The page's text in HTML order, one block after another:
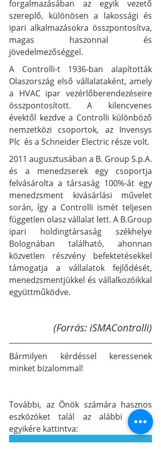
forgalmazásában az egyik vezető
szereplő, különösen a lakossági és
ipari alkalmazásokra összpontosítva,
magas haszonnal és
jövedelmezőséggel.
A Controlli-t 1936-ban alapították
Olaszország első vállalataként, amely
a HVAC ipar vezérlőberendezéseire
összpontosított. A kilencvenes
évektől kezdve a Controlli különböző
nemzetközi csoportok, az Invensys
Plc  és a Schneider Electric része volt.
2011 augusztusában a B. Group S.p.A.
és a menedzserek egy csoportja
felvásárolta a társaság 100%-át egy
menedzsment kivásárlási művelet
során, így a Controlli ismét teljesen
független olasz vállalat lett. A B.Group
ipari holdingtársaság székhelye
Bolognában található, ahonnan
közvetlen részvény befektetésekkel
támogatja a vállalatok fejlődését,
menedzsmentjükkel és vállalkozóikkal
együttműködve.
(Forrás: iSMAControlli)
Bármilyen kérdéssel keressenek
minket bizalommal!
További, az Önök számára hasznos
eszközöket talál az alábbi linkek
egyikére kattintva: